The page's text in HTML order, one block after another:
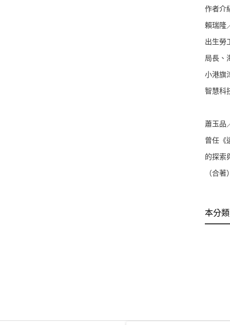
作者介
賴瑞隆
出生勞
局長、
小港旗
智慧科
蕭玉品
曾任《
的探索
（合著
本分